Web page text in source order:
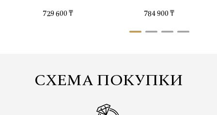
729 600 ₸ 784 900 ₸
СХЕМА ПОКУПКИ